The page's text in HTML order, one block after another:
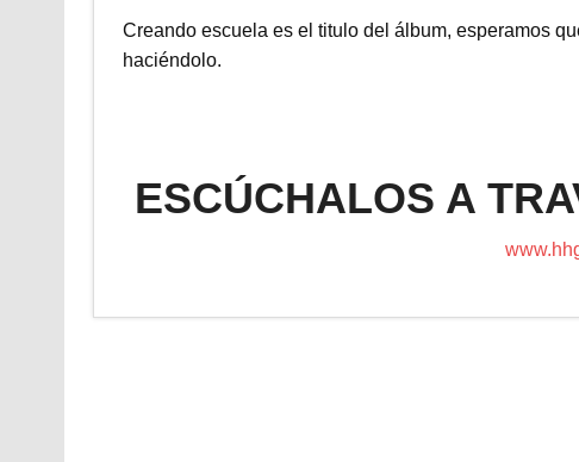
Creando escuela es el titulo del álbum, esperamos
haciéndolo.
ESCÚCHALOS A